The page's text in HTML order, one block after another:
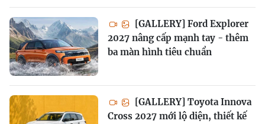
[GALLERY] Ford Explorer
2027 nâng cấp mạnh tay - thêm
ba màn hình tiêu chuẩn
[GALLERY] Toyota Innova
Cross 2027 mới lộ diện, thiết kế